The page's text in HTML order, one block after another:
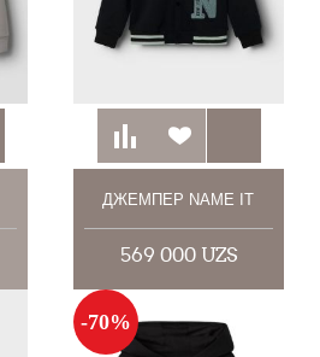
ДЖЕМПЕР NAME IT
569 000 UZS
-70%